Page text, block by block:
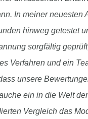
In meiner neuesten
hinweg getestet
sorgfältig
Verfahren und ein
unsere
ein in die Welt
Vergleich das